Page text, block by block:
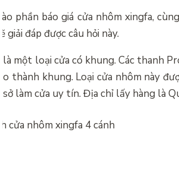
phần báo giá cửa nhôm xingfa,
đáp được câu hỏi này.
là một loại cửa có khung. Các thanh
thành khung. Loại cửa nhôm này
làm cửa uy tín. Địa chỉ lấy hàng là